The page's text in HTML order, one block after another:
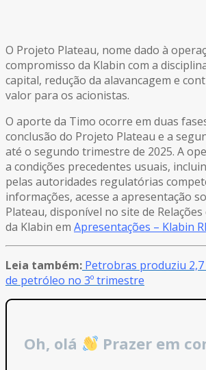
O Projeto Plateau, nome dado à
compromisso da Klabin com a
capital, redução da alavancagem e
valor para os acionistas.
O aporte da Timo ocorre em duas
conclusão do Projeto Plateau e a
até o segundo trimestre de 2025. A
a condições precedentes usuais,
pelas autoridades regulatórias
informações, acesse a apresentação
Plateau, disponível no site de
da Klabin em Apresentações – Klabin RI
Leia também: Petrobras produziu
de petróleo no 3º trimestre
Oh, olá Prazer em